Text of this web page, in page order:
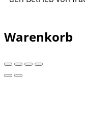
Warenkorb